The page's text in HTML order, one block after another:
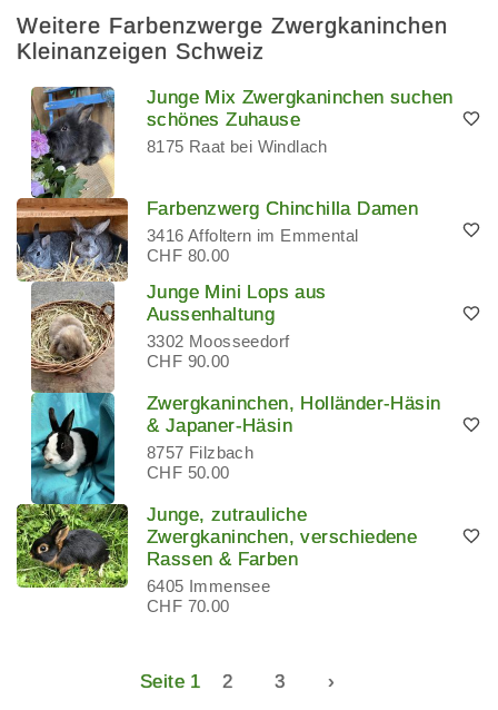
Weitere Farbenzwerge Zwergkaninchen
Kleinanzeigen Schweiz
Junge Mix Zwergkaninchen suchen
schönes Zuhause
8175 Raat bei Windlach
Farbenzwerg Chinchilla Damen
3416 Affoltern im Emmental
CHF 80.00
Junge Mini Lops aus
Aussenhaltung
3302 Moosseedorf
CHF 90.00
Zwergkaninchen, Holländer-Häsin
& Japaner-Häsin
8757 Filzbach
CHF 50.00
Junge, zutrauliche
Zwergkaninchen, verschiedene
Rassen & Farben
6405 Immensee
CHF 70.00
Seite 1 2 3 ›